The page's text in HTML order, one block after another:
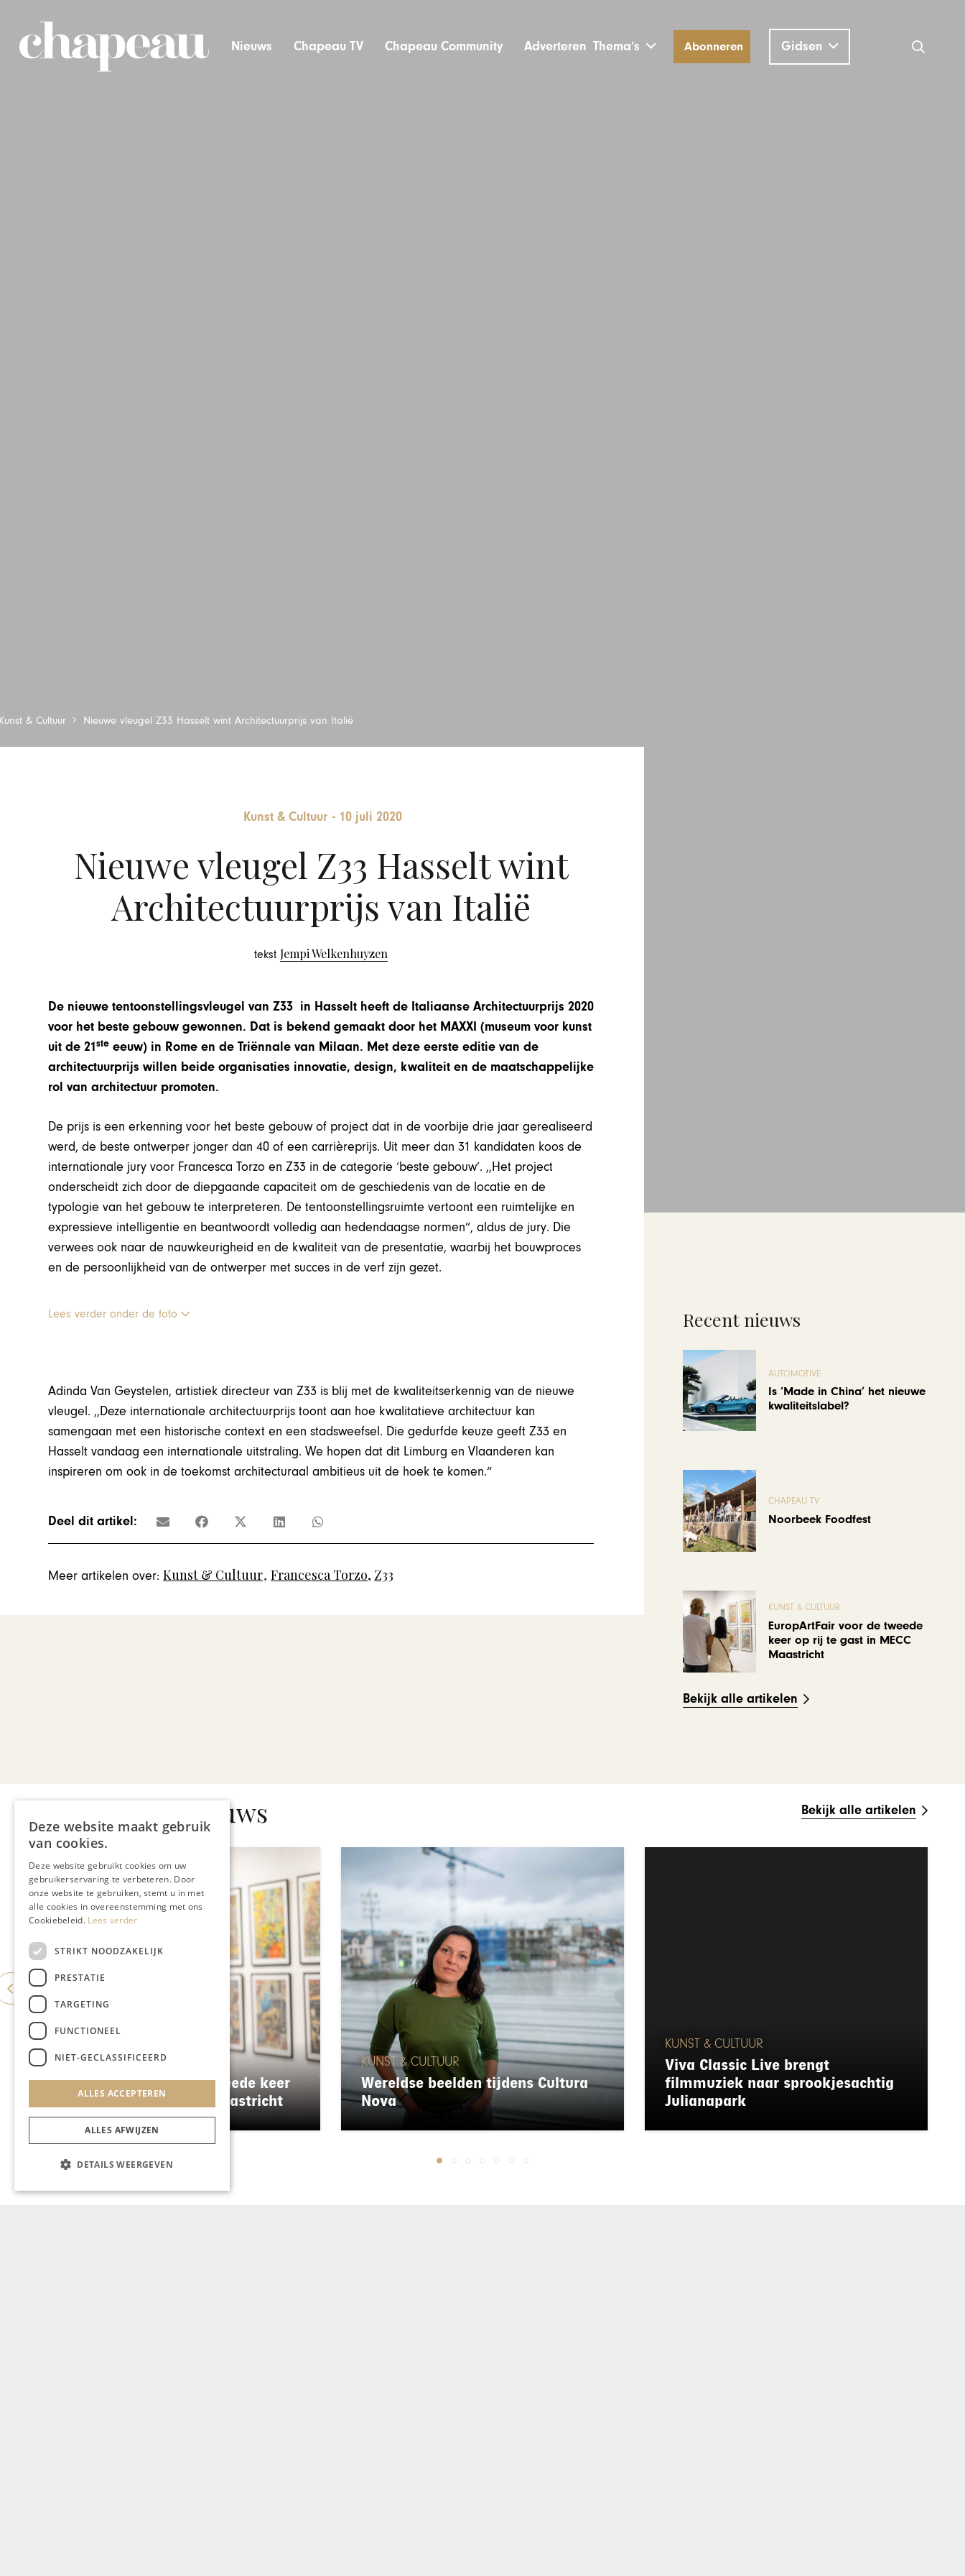
Nieuws Chapeau TV Chapeau Community Adverteren Thema’s Abonneren Gidsen
& Cultuur Nieuwe vleugel Z33 Hasselt wint Architectuurprijs van Italië
Kunst & Cultuur - 10 juli 2020
Nieuwe vleugel Z33 Hasselt wint
Architectuurprijs van Italië
tekstJempi Welkenhuyzen
De nieuwe tentoonstellingsvleugel van Z33 in Hasselt heeft de Italiaanse Architectuurprijs 2020
voor het beste gebouw gewonnen. Dat is bekend gemaakt door het MAXXI (museum voor kunst
uit de 21ste eeuw) in Rome en de Triënnale van Milaan. Met deze eerste editie van de
architectuurprijs willen beide organisaties innovatie, design, kwaliteit en de maatschappelijke
rol van architectuur promoten.
De prijs is een erkenning voor het beste gebouw of project dat in de voorbije drie jaar gerealiseerd
werd, de beste ontwerper jonger dan 40 of een carrièreprijs. Uit meer dan 31 kandidaten koos de
internationale jury voor Francesca Torzo en Z33 in de categorie ‘beste gebouw’. ,,Het project
onderscheidt zich door de diepgaande capaciteit om de geschiedenis van de locatie en de
typologie van het gebouw te interpreteren. De tentoonstellingsruimte vertoont een ruimtelijke en
expressieve intelligentie en beantwoordt volledig aan hedendaagse normen”, aldus de jury. Die
verwees ook naar de nauwkeurigheid en de kwaliteit van de presentatie, waarbij het bouwproces
en de persoonlijkheid van de ontwerper met succes in de verf zijn gezet.
Lees verder onder de foto
Adinda Van Geystelen, artistiek directeur van Z33 is blij met de kwaliteitserkennig van de nieuwe
vleugel. ,,Deze internationale architectuurprijs toont aan hoe kwalitatieve architectuur kan
samengaan met een historische context en een stadsweefsel. Die gedurfde keuze geeft Z33 en
Hasselt vandaag een internationale uitstraling. We hopen dat dit Limburg en Vlaanderen kan
inspireren om ook in de toekomst architecturaal ambitieus uit de hoek te komen.“
Deel dit artikel:
Meer artikelen over: Kunst & Cultuur, Francesca Torzo, Z33
Recent nieuws
AUTOMOTIVE
Is ‘Made in China’ het nieuwe
kwaliteitslabel?
CHAPEAU TV
Noorbeek Foodfest
KUNST & CULTUUR
EuropArtFair voor de tweede
keer op rij te gast in MECC
Maastricht
Bekijk alle artikelen
Gerelateerd nieuws Bekijk alle artikelen
KUNST & CULTUUR
EuropArtFair voor de tweede keer
op rij te gast in MECC Maastricht
KUNST & CULTUUR
Wereldse beelden tijdens Cultura
Nova
KUNST & CULTUUR
Viva Classic Live brengt
filmmuziek naar sprookjesachtig
Julianapark
Deze website maakt gebruik
van cookies.
Deze website gebruikt cookies om uw
gebruikerservaring te verbeteren. Door
onze website te gebruiken, stemt u in met
alle cookies in overeenstemming met ons
Cookiebeleid. Lees verder
STRIKT NOODZAKELIJK
PRESTATIE
TARGETING
FUNCTIONEEL
NIET-GECLASSIFICEERD
ALLES ACCEPTEREN
ALLES AFWIJZEN
DETAILS WEERGEVEN